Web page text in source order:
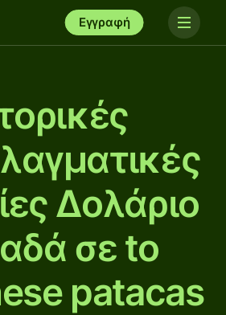
Εγγραφή
Δολάριο
σε to
patacas